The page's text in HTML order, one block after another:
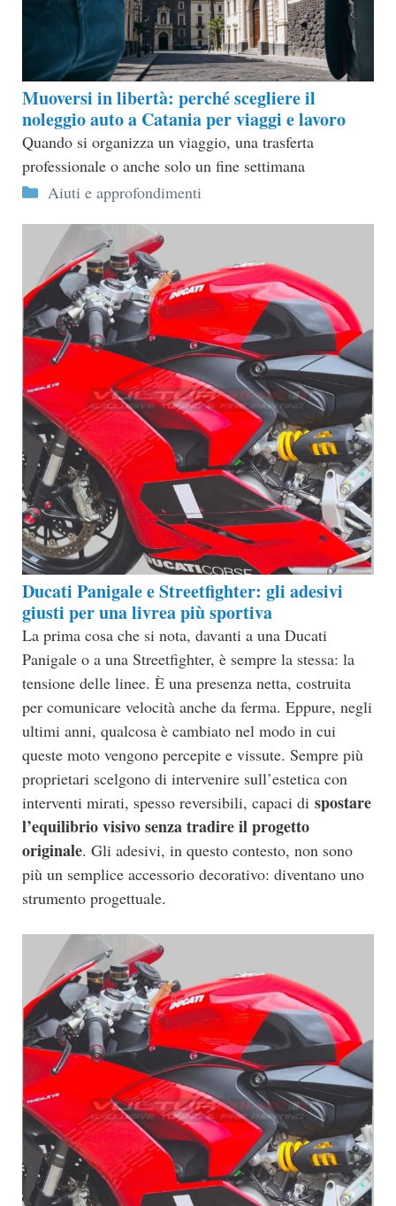
Muoversi in libertà: perché scegliere il
noleggio auto a Catania per viaggi e lavoro
Quando si organizza un viaggio, una trasferta
professionale o anche solo un fine settimana
Categorie
Aiuti e approfondimenti
Ducati Panigale e Streetfighter: gli adesivi
giusti per una livrea più sportiva
La prima cosa che si nota, davanti a una Ducati
Panigale o a una Streetfighter, è sempre la stessa: la
tensione delle linee. È una presenza netta, costruita
per comunicare velocità anche da ferma. Eppure, negli
ultimi anni, qualcosa è cambiato nel modo in cui
queste moto vengono percepite e vissute. Sempre più
proprietari scelgono di intervenire sull’estetica con
interventi mirati, spesso reversibili, capaci di spostare
l’equilibrio visivo senza tradire il progetto
originale. Gli adesivi, in questo contesto, non sono
più un semplice accessorio decorativo: diventano uno
strumento progettuale.